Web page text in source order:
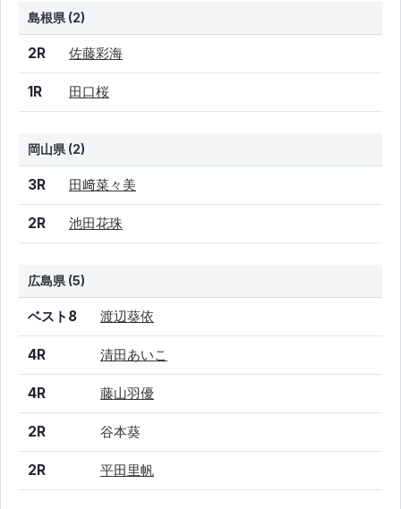
島根県 (2)
結果 シード 選手名
2R 佐藤彩海
1R 田口桜
岡山県 (2)
結果 シード 選手名
3R 田﨑菜々美
2R 池田花珠
広島県 (5)
結果 シード 選手名
ベスト8 渡辺葵依
4R 清田あいこ
4R 藤山羽優
2R 谷本葵
2R 平田里帆